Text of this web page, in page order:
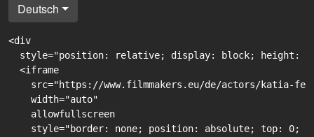
Deutsch
<div
style="position: relative; display: block; height:
  <iframe
src="https://www.filmmakers.eu/de/actors/katia-
    width="auto"
    allowfullscreen
style="border: none; position: absolute; top: 0;